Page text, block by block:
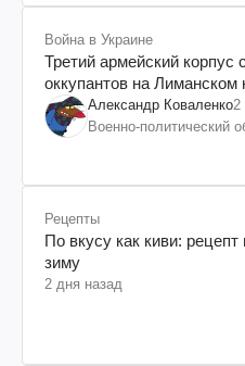
Война в Украине
Третий армейский корпус
оккупантов на Лиманском
дискомфорт: как это
Александр Коваленко2
Военно-политический
Рецепты
По вкусу как киви:
зиму
2 дня назад